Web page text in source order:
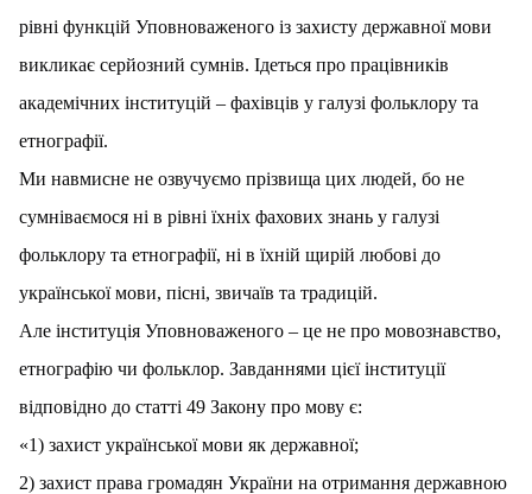
рівні функцій Уповноваженого із захисту державної мови
викликає серйозний сумнів. Ідеться про працівників
академічних інституцій – фахівців у галузі фольклору та
етнографії.
Ми навмисне не озвучуємо прізвища цих людей, бо не
сумніваємося ні в рівні їхніх фахових знань у галузі
фольклору та етнографії, ні в їхній щирій любові до
української мови, пісні, звичаїв та традицій.
Але інституція Уповноваженого – це не про мовознавство,
етнографію чи фольклор. Завданнями цієї інституції
відповідно до статті 49 Закону про мову є:
«1) захист української мови як державної;
2) захист права громадян України на отримання державною